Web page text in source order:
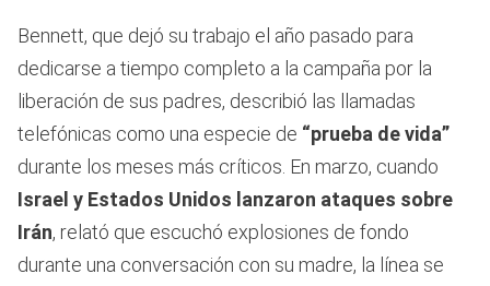
Bennett, que dejó su trabajo el año pasado para
dedicarse a tiempo completo a la campaña por la
liberación de sus padres, describió las llamadas
telefónicas como una especie de “prueba de vida”
durante los meses más críticos. En marzo, cuando
Israel y Estados Unidos lanzaron ataques sobre
Irán, relató que escuchó explosiones de fondo
durante una conversación con su madre, la línea se